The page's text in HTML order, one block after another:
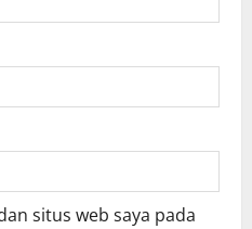
situs web saya pada